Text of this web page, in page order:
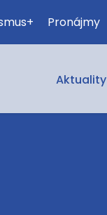
Pronájmy
Aktuality